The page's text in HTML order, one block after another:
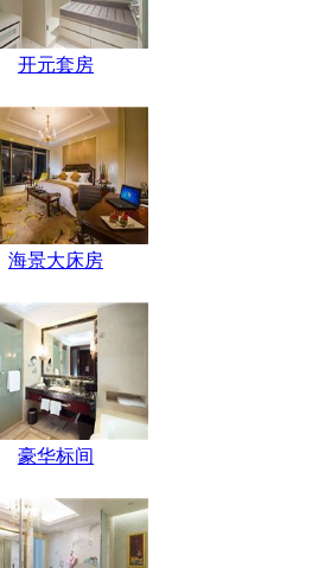
开元套房
海景大床房
豪华标间